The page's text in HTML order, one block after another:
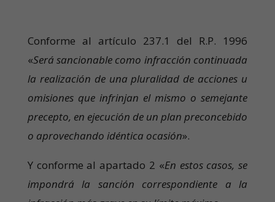
Conforme al artículo 237.1 del R.P. 1996
«Será sancionable como infracción continuada
la realización de una pluralidad de acciones u
omisiones que infrinjan el mismo o semejante
precepto, en ejecución de un plan preconcebido
o aprovechando idéntica ocasión».
Y conforme al apartado 2 «En estos casos, se
impondrá la sanción correspondiente a la